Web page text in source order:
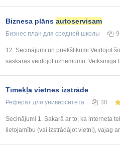
Biznesa plāns autoservisam
Бизнес план для средней школы 9
12. Secinājumi un priekšlikumi Veidojot
saskaras veidojot uzņēmumu. Veiksmīga
Tīmekļa vietnes izstrāde
Реферат для университета 30
Secinājumi 1. Sakarā ar to, ka interneta
lietojamību (vai izstrādājot vietni), vajag